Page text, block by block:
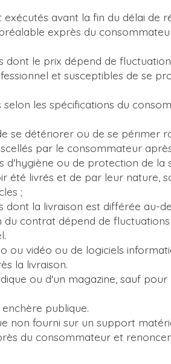
avant la fin du délai de
exprès du
dont le prix dépend de
et susceptibles de se
les spécifications du
se détériorer ou de se périmer
par le consommateur
ou de protection de la
été livrés et de par leur nature,
;
dont la livraison est différée au-
contrat dépend de
ou vidéo ou de logiciels
la livraison.
ou d'un magazine, sauf
publique.
non fourni sur un support
du consommateur et